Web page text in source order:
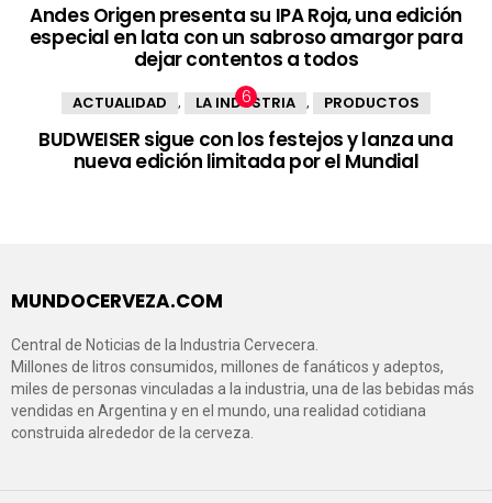
Andes Origen presenta su IPA Roja, una edición
especial en lata con un sabroso amargor para
dejar contentos a todos
ACTUALIDAD , LA INDUSTRIA , PRODUCTOS
BUDWEISER sigue con los festejos y lanza una
nueva edición limitada por el Mundial
MUNDOCERVEZA.COM
Central de Noticias de la Industria Cervecera.
Millones de litros consumidos, millones de fanáticos y adeptos,
miles de personas vinculadas a la industria, una de las bebidas más
vendidas en Argentina y en el mundo, una realidad cotidiana
construida alrededor de la cerveza.